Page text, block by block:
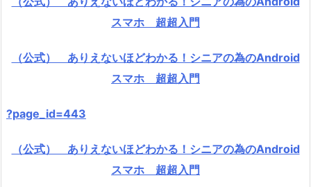
スマホ 超超入門
（公式） ありえないほどわかる！シニアの為のAndroid
スマホ 超超入門
?page_id=443
（公式） ありえないほどわかる！シニアの為のAndroid
スマホ 超超入門